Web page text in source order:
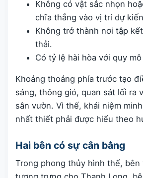
Không có vật sắc nhọn
chĩa thẳng vào vị trí dự
Không trở thành nơi tập
thải.
Có tỷ lệ hài hòa với quy
Khoảng thoáng phía trước tạo
sáng, thông gió, quan sát lối ra
sân vườn. Vì thế, khái niệm
nhất thiết phải được hiểu theo
Hai bên có sự cân bằng
Trong phong thủy hình thế, bên